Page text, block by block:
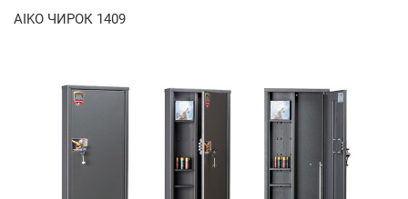
AIKO ЧИРОК 1409